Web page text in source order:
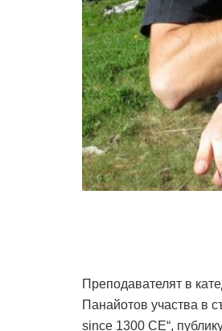
Преподавателят в
Панайотов участва в
since 1300 CE“,